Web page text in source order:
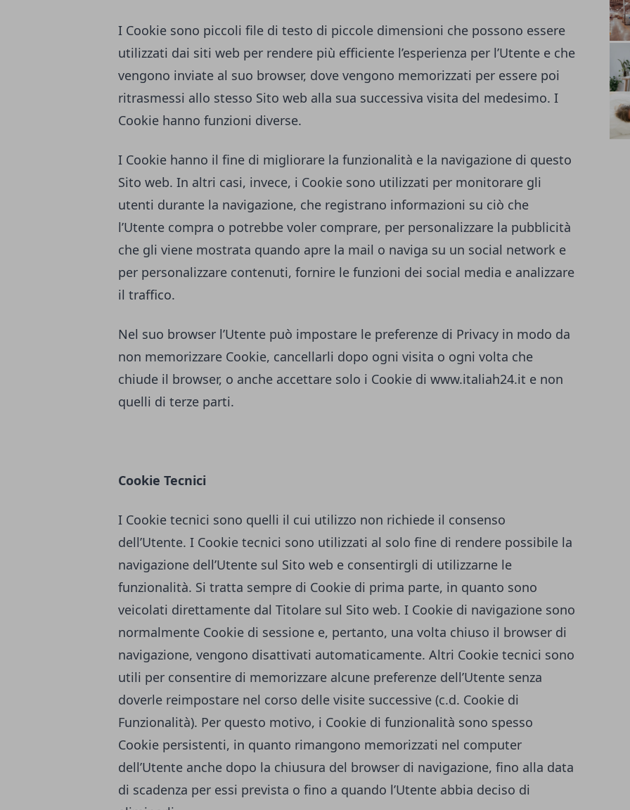
I Cookie sono piccoli file di testo di piccole dimensioni che possono essere
utilizzati dai siti web per rendere più efficiente l’esperienza per l’Utente e che
vengono inviate al suo browser, dove vengono memorizzati per essere poi
ritrasmessi allo stesso Sito web alla sua successiva visita del medesimo. I
Cookie hanno funzioni diverse.
I Cookie hanno il fine di migliorare la funzionalità e la navigazione di questo
Sito web. In altri casi, invece, i Cookie sono utilizzati per monitorare gli
utenti durante la navigazione, che registrano informazioni su ciò che
l’Utente compra o potrebbe voler comprare, per personalizzare la pubblicità
che gli viene mostrata quando apre la mail o naviga su un social network e
per personalizzare contenuti, fornire le funzioni dei social media e analizzare
il traffico.
Nel suo browser l’Utente può impostare le preferenze di Privacy in modo da
non memorizzare Cookie, cancellarli dopo ogni visita o ogni volta che
chiude il browser, o anche accettare solo i Cookie di www.italiah24.it e non
quelli di terze parti.
Cookie Tecnici
I Cookie tecnici sono quelli il cui utilizzo non richiede il consenso
dell’Utente. I Cookie tecnici sono utilizzati al solo fine di rendere possibile la
navigazione dell’Utente sul Sito web e consentirgli di utilizzarne le
funzionalità. Si tratta sempre di Cookie di prima parte, in quanto sono
veicolati direttamente dal Titolare sul Sito web. I Cookie di navigazione sono
normalmente Cookie di sessione e, pertanto, una volta chiuso il browser di
navigazione, vengono disattivati automaticamente. Altri Cookie tecnici sono
utili per consentire di memorizzare alcune preferenze dell’Utente senza
doverle reimpostare nel corso delle visite successive (c.d. Cookie di
Funzionalità). Per questo motivo, i Cookie di funzionalità sono spesso
Cookie persistenti, in quanto rimangono memorizzati nel computer
dell’Utente anche dopo la chiusura del browser di navigazione, fino alla data
di scadenza per essi prevista o fino a quando l’Utente abbia deciso di